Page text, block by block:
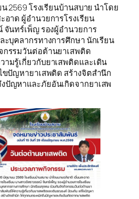
2569 โรงเรียนบ้านสบาย นำโดย
อาด ผู้อำนวยการโรงเรียน
จันทร์เพ็ญ รองผู้อำนวยการ
ะบุคลากรทางการศึกษา นักเรียน
รรมวันต่อต้านยาเสพติด
มรู้เกี่ยวกับยาเสพติดและเดิน
ขปัญหายาเสพติด สร้างจิตสำนึก
ปัญหาและภัยอันเกิดจากยาเสพ